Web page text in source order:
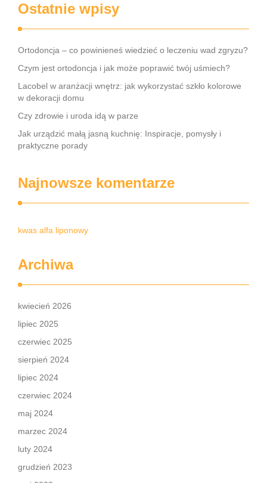
Ostatnie wpisy
Ortodoncja – co powinieneś wiedzieć o leczeniu wad zgryzu?
Czym jest ortodoncja i jak może poprawić twój uśmiech?
Lacobel w aranżacji wnętrz: jak wykorzystać szkło kolorowe
w dekoracji domu
Czy zdrowie i uroda idą w parze
Jak urządzić małą jasną kuchnię: Inspiracje, pomysły i
praktyczne porady
Najnowsze komentarze
kwas alfa liponowy
Archiwa
kwiecień 2026
lipiec 2025
czerwiec 2025
sierpień 2024
lipiec 2024
czerwiec 2024
maj 2024
marzec 2024
luty 2024
grudzień 2023